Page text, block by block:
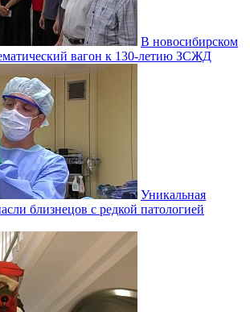
В новосибирском
вагон к 130-летию ЗСЖД
Уникальная
близнецов с редкой патологией